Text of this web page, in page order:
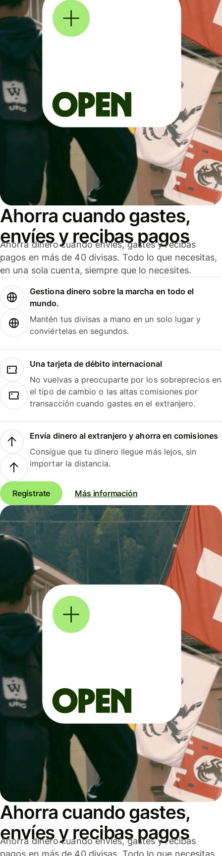
Ahorra cuando gastes,
envíes y recibas pagos
Ahorra dinero cuando envíes, gastes y recibas
pagos en más de 40 divisas. Todo lo que necesitas,
en una sola cuenta, siempre que lo necesites.
Gestiona dinero sobre la marcha en todo el
mundo.
Mantén tus divisas a mano en un solo lugar y
conviértelas en segundos.
Una tarjeta de débito internacional
No vuelvas a preocuparte por los sobreprecios en
el tipo de cambio o las altas comisiones por
transacción cuando gastes en el extranjero.
Envía dinero al extranjero y ahorra en comisiones
Consigue que tu dinero llegue más lejos, sin
importar la distancia.
Regístrate Más información
Ahorra cuando gastes,
envíes y recibas pagos
Ahorra dinero cuando envíes, gastes y recibas
pagos en más de 40 divisas. Todo lo que necesitas,